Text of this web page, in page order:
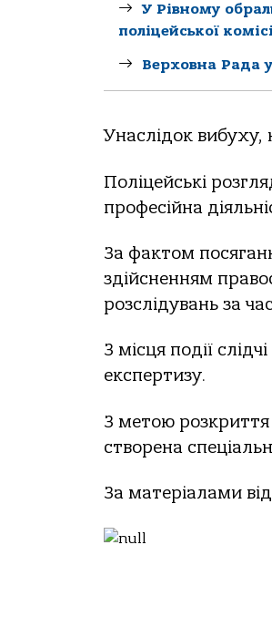
У Рівному
поліцейської
Верховна Рада
Унаслідок вибуху,
Поліцейські
професійна
За фактом
здійсненням
розслідувань за
З місця події
експертизу.
З метою
створена
За матеріалами